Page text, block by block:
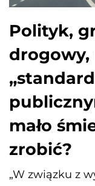
Polityk,
drogowy,
mało
zrobić?
„W związku z